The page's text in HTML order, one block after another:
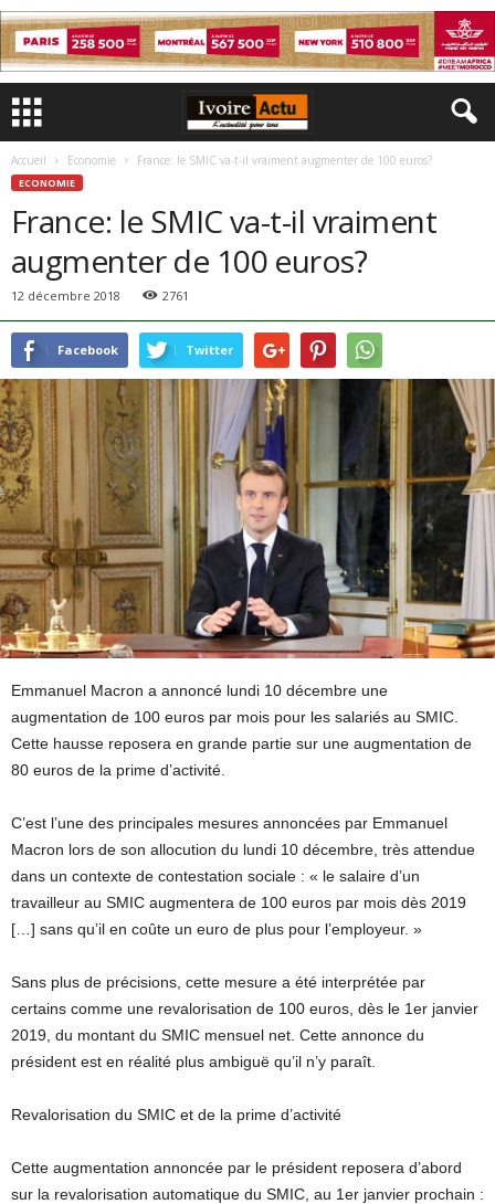
Accueil Economie France: le SMIC va-t-il vraiment augmenter de 100 euros?
ECONOMIE
France: le SMIC va-t-il vraiment
augmenter de 100 euros?
12 décembre 2018 2761
Facebook Twitter
Emmanuel Macron a annoncé lundi 10 décembre une
augmentation de 100 euros par mois pour les salariés au SMIC.
Cette hausse reposera en grande partie sur une augmentation de
80 euros de la prime d’activité.
C’est l’une des principales mesures annoncées par Emmanuel
Macron lors de son allocution du lundi 10 décembre, très attendue
dans un contexte de contestation sociale : « le salaire d’un
travailleur au SMIC augmentera de 100 euros par mois dès 2019
[…] sans qu’il en coûte un euro de plus pour l’employeur. »
Sans plus de précisions, cette mesure a été interprétée par
certains comme une revalorisation de 100 euros, dès le 1er janvier
2019, du montant du SMIC mensuel net. Cette annonce du
président est en réalité plus ambiguë qu’il n’y paraît.
Revalorisation du SMIC et de la prime d’activité
Cette augmentation annoncée par le président reposera d’abord
sur la revalorisation automatique du SMIC, au 1er janvier prochain :